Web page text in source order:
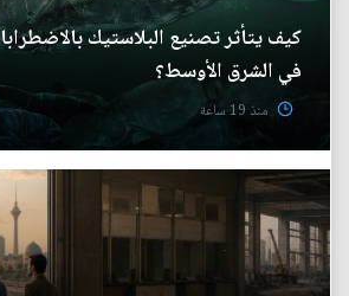
كيف يتأثر تصنيع البلاستيك
في الشرق الأوسط؟
منذ 19 ساعة